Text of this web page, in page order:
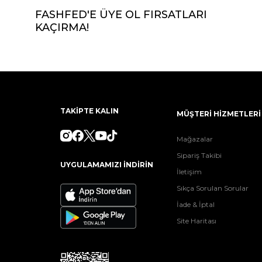
FASHFED'E ÜYE OL FIRSATLARI
KAÇIRMA!
TAKİPTE KALIN
UYGULAMAMIZI İNDİRİN
MÜŞTERİ HİZMETLERİ
Mağazalar
Sipariş Takibi
İletişim
Sıkça Sorulan Sorular
İade & İptal
Site Haritası